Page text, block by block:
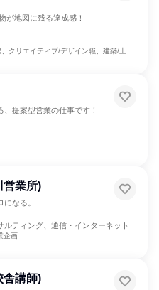
が地図に残る達成感！
エイティブ/デザイン職、建築/土木/プラント専門職
提案型営業の仕事です！
営業所)
なる。
ティング、通信・インターネット
企画
舎講師)